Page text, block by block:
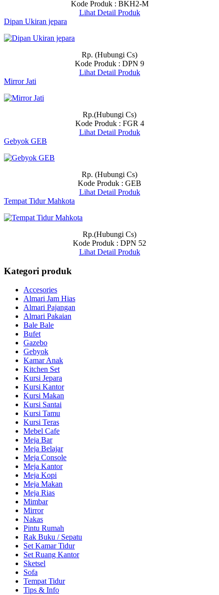
Kode Produk : BKH2-M
Lihat Detail Produk
Dipan Ukiran jepara
Rp. (Hubungi Cs)
Kode Produk : DPN 9
Lihat Detail Produk
Mirror Jati
Rp.(Hubungi Cs)
Kode Produk : FGR 4
Lihat Detail Produk
Gebyok GEB
Rp. (Hubungi Cs)
Kode Produk : GEB
Lihat Detail Produk
Tempat Tidur Mahkota
Rp.(Hubungi Cs)
Kode Produk : DPN 52
Lihat Detail Produk
Kategori produk
Accesories
Almari Jam Hias
Almari Pajangan
Almari Pakaian
Bale Bale
Bufet
Gazebo
Gebyok
Kamar Anak
Kitchen Set
Kursi Jepara
Kursi Kantor
Kursi Makan
Kursi Santai
Kursi Tamu
Kursi Teras
Mebel Cafe
Meja Bar
Meja Belajar
Meja Console
Meja Kantor
Meja Kopi
Meja Makan
Meja Rias
Mimbar
Mirror
Nakas
Pintu Rumah
Rak Buku / Sepatu
Set Kamar Tidur
Set Ruang Kantor
Sketsel
Sofa
Tempat Tidur
Tips & Info